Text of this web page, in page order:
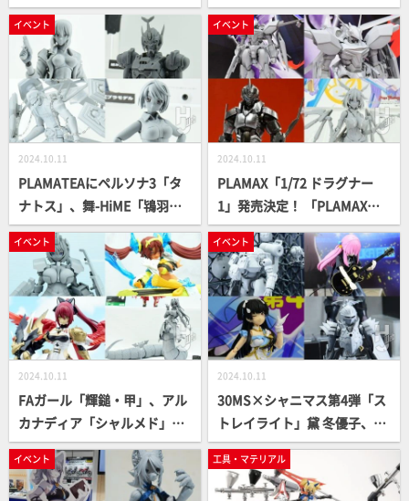
ツ整形とデカールワークで多
彩なディスプレイを楽しめる
ように製作！
スター物語』からは「サイレ
ンF」と「L.E.D. MIRAGE V
3」が展示！【ボークス／全
日本模型ホビーショー2024】
イベント
2024.10.11
PLAMATEAにペルソナ3「タ
ナトス」、舞-HiME「鴇羽舞
衣」、攻殻機動隊「草薙素
子」、電脳警察サイバーコッ
プ「ジュピタービット」が発
表！【グッドスマイルカンパ
ニー、マックスファクトリー
／全日本模型ホビーショー20
24】
イベント
2024.10.11
PLAMAX「1/72 ドラグナー
1」発売決定！ 「PLAMAXサ
ーバイン パールカラーエディ
ション」やティタノマキア
「ゲイルハウンド ガイバー」
なども初展示【マックスファ
クトリー／全日本模型ホビー
ショー2024】
イベント
2024.10.11
FAガール「輝鎚・甲」、アル
カナディア「シャルメド」
「メルティーナ」、メガロマ
リア「風魔」「是空」、メガ
ミデバイス「皇巫 アメノウズ
イベント
2024.10.11
30MS×シャニマス第4弾「ス
トレイライト」黛 冬優子、30
MF新ジョブ「ランサー」、3
0MM「フルアーマーアル
ト」、「ラウンドノヴァ
イベント 工具・マテリアル